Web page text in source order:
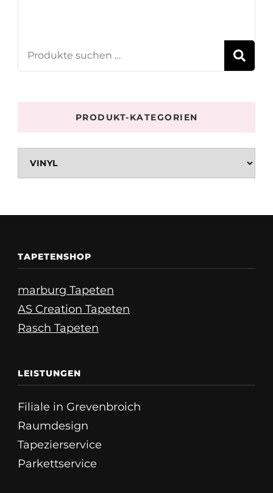
PRODUKT-KATEGORIEN
TAPETENSHOP
marburg Tapeten
AS Creation Tapeten
Rasch Tapeten
LEISTUNGEN
Filiale in Grevenbroich
Raumdesign
Tapezierservice
Parkettservice